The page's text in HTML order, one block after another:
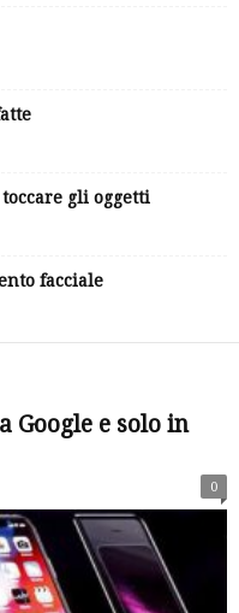
gli oggetti
facciale
Google e solo in
0